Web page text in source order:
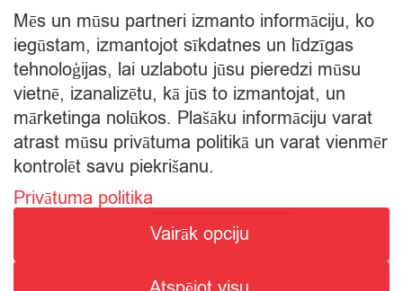
SPECIĀLĀ ATĻAUJA ALKOHOLISKO DZĒRIENU
Mēs un mūsu partneri izmanto informāciju, ko
iegūstam, izmantojot sīkdatnes un līdzīgas
tehnoloģijas, lai uzlabotu jūsu pieredzi mūsu
vietnē, izanalizētu, kā jūs to izmantojat, un
mārketinga nolūkos. Plašāku informāciju varat
atrast mūsu privātuma politikā un varat vienmēr
kontrolēt savu piekrišanu.
Privātuma politika
Vairāk opciju